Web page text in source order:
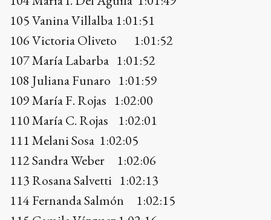
110 María C. Rojas 1:02:01
111 Melani Sosa 1:02:05
112 Sandra Weber 1:02:06
113 Rosana Salvetti 1:02:13
114 Fernanda Salmón 1:02:15
115 Camila Vázquez 1:02:16
116 Ana L. Bayerque 1:02:18
117 Andrea Tagliorette 1:02:19
118 Juliana Herrera 1:02:22
119 Viviana Gandolfo 1:02:43
120 Rocío Martinez 1:02:52